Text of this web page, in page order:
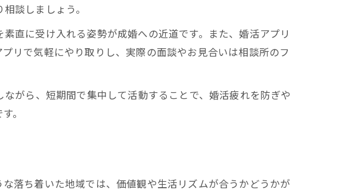
るチェック
所の強み
ト体制
し方
値観とは
いを知る
セラーへ相談
談しましょう。
直に受け入れる姿勢が成婚への近道です。また、婚活アプリ
リで気軽にやり取りし、実際の面談やお見合いは相談所のフ
がら、短期間で集中して活動することで、婚活疲れを防ぎや
。
落ち着いた地域では、価値観や生活リズムが合うかどうかが